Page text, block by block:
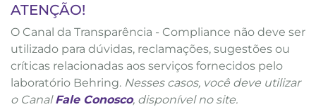
ATENÇÃO!
O Canal da Transparência - Compliance não deve ser
utilizado para dúvidas, reclamações, sugestões ou
críticas relacionadas aos serviços fornecidos pelo
laboratório Behring. Nesses casos, você deve utilizar
o CanalFale Conosco, disponível no site.